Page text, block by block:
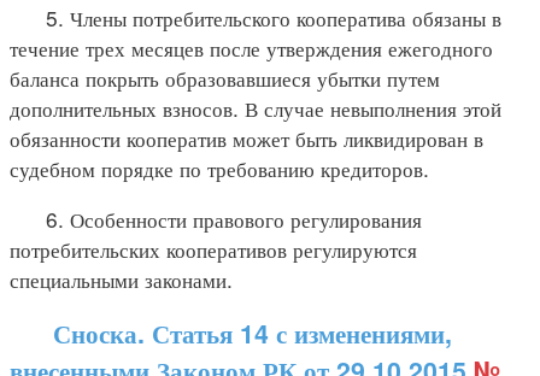
5. Члены потребительского кооператива обязаны в
течение трех месяцев после утверждения ежегодного
баланса покрыть образовавшиеся убытки путем
дополнительных взносов. В случае невыполнения этой
обязанности кооператив может быть ликвидирован в
судебном порядке по требованию кредиторов.
6. Особенности правового регулирования
потребительских кооперативов регулируются
специальными законами.
Сноска. Статья 14 с изменениями,